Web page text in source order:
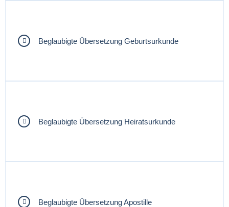
Beglaubigte Übersetzung Geburtsurkunde
Beglaubigte Übersetzung Heiratsurkunde
Beglaubigte Übersetzung Apostille